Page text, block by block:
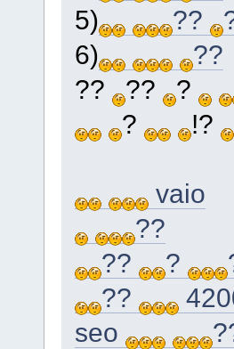
5)
??
6)
??
??
?? ?
?
!?
vaio
??
??
?
??
seo